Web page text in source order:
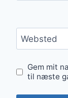
Websted
Gem mit
til næste